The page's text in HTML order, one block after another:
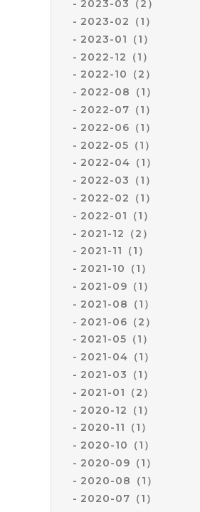
2023-03（2）
2023-02（1）
2023-01（1）
2022-12（1）
2022-10（2）
2022-08（1）
2022-07（1）
2022-06（1）
2022-05（1）
2022-04（1）
2022-03（1）
2022-02（1）
2022-01（1）
2021-12（2）
2021-11（1）
2021-10（1）
2021-09（1）
2021-08（1）
2021-06（2）
2021-05（1）
2021-04（1）
2021-03（1）
2021-01（2）
2020-12（1）
2020-11（1）
2020-10（1）
2020-09（1）
2020-08（1）
2020-07（1）